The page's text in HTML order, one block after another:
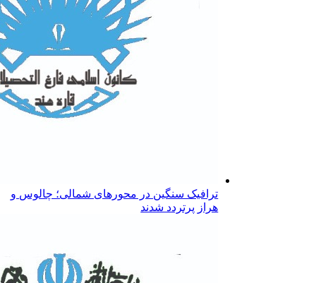
ترافیک سنگین در محورهای شمالی؛ چالوس و
هراز پرتردد شدند